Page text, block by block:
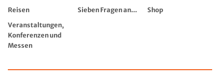
Reisen
Sieben Fragen an...
Shop
Veranstaltungen,
Konferenzen und
Messen